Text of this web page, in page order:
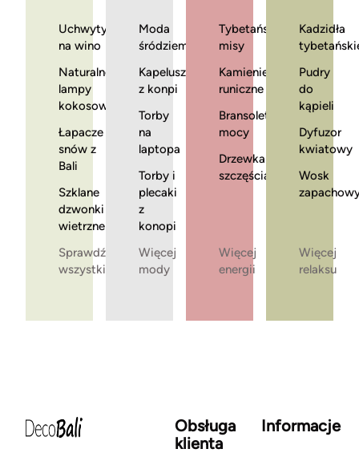
Uchwyty
na wino
Naturalne
lampy
kokosowe
Łapacze
snów z
Bali
Szklane
dzwonki
wietrzne
Sprawdź
wszystkie
Moda
śródziemnomorska
Kapelusze
z konpi
Torby
na
laptopa
Torby i
plecaki
z
konopi
Więcej
mody
Tybetańskie
misy
Kamienie
runiczne
Bransoletki
mocy
Drzewka
szczęścia
Więcej
energii
Kadzidła
Pudry
do
kąpieli
Dyfuzor
kwiatowy
Wosk
Więcej
relaksu
Obsługa
klienta
Informacje